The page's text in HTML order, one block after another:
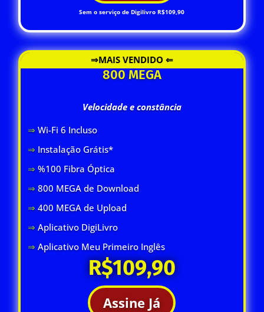
Sem o serviço de Digilivro R$109,90
⇒MAIS VENDIDO ⇐
800 MEGA
Velocidade e constância
⇒ Wi-Fi 6 Incluso
⇒ Instalação Grátis*
⇒ %100 Fibra Óptica
⇒ 800 MEGA de Download
⇒400 MEGA de Upload
⇒Aplicativo DigiLivro
⇒Aplicativo Meu Primeiro Inglês
R$109,90
Assine Já